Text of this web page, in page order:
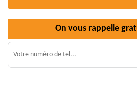
On vous rappelle